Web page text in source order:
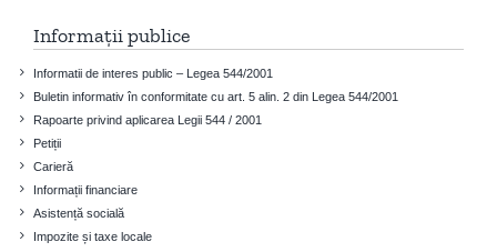
Informații publice
Informatii de interes public – Legea 544/2001
Buletin informativ în conformitate cu art. 5 alin. 2 din Legea 544/2001
Rapoarte privind aplicarea Legii 544 / 2001
Petiții
Carieră
Informații financiare
Asistență socială
Impozite și taxe locale